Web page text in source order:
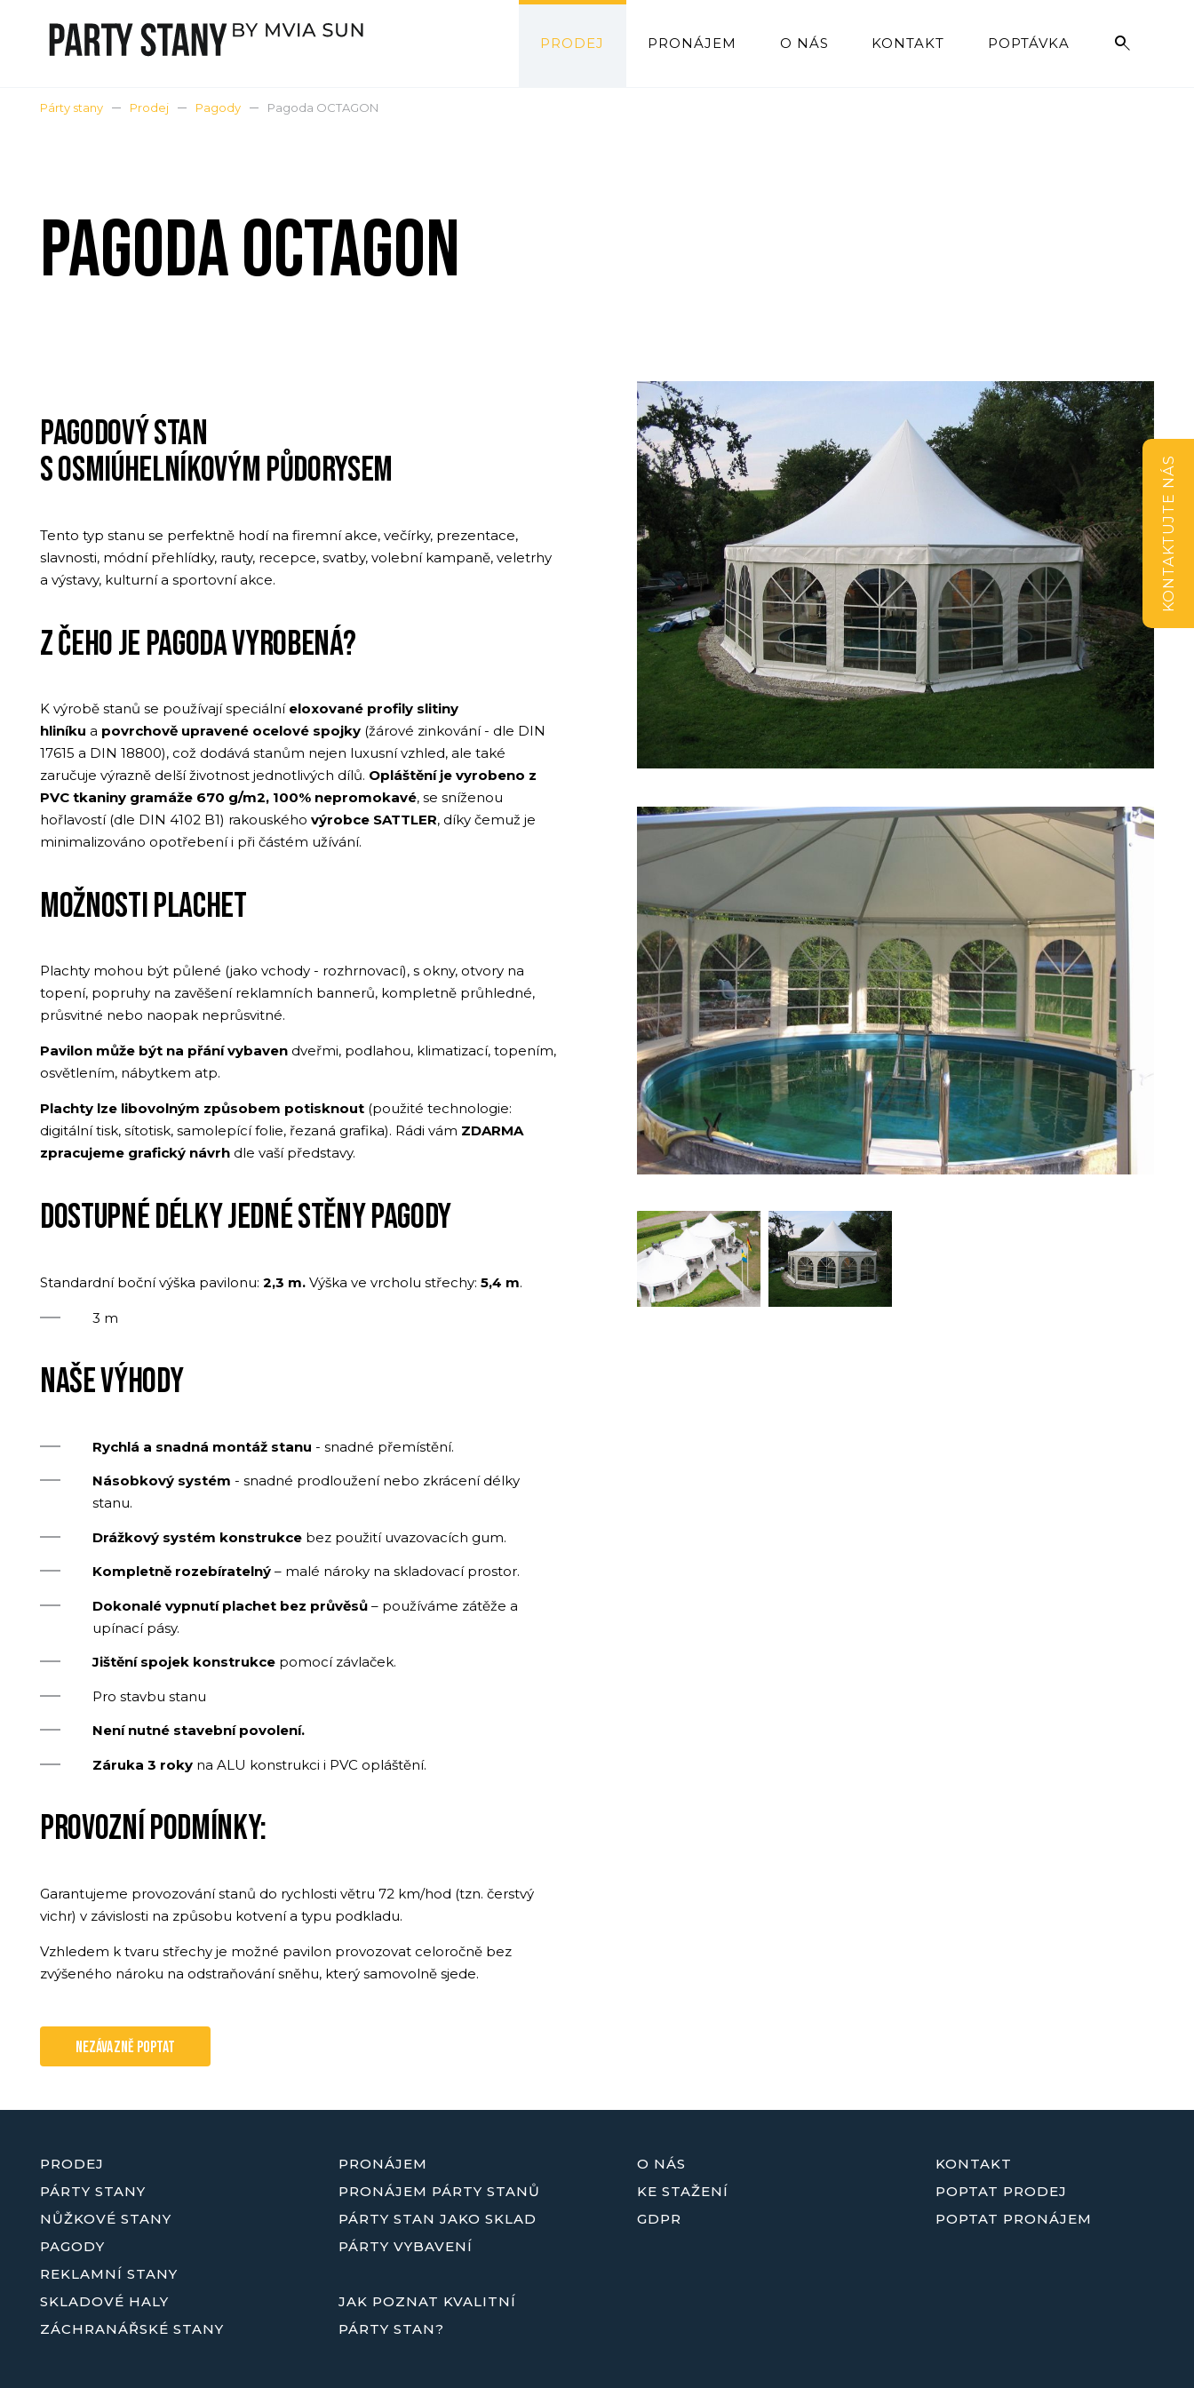
PRODEJ PRONÁJEM O NÁS KONTAKT POPTÁVKA
Párty stany Prodej Pagody Pagoda OCTAGON
PAGODA OCTAGON
PAGODOVÝ STAN
S OSMIÚHELNÍKOVÝM PŮDORYSEM
Tento typ stanu se perfektně hodí na firemní akce, večírky, prezentace,
slavnosti, módní přehlídky, rauty, recepce, svatby, volební kampaně, veletrhy
a výstavy, kulturní a sportovní akce.
Z ČEHO JE PAGODA VYROBENÁ?
K výrobě stanů se používají speciální eloxované profily slitiny
hliníku a povrchově upravené ocelové spojky (žárové zinkování - dle DIN
17615 a DIN 18800), což dodává stanům nejen luxusní vzhled, ale také
zaručuje výrazně delší životnost jednotlivých dílů. Opláštění je vyrobeno z
PVC tkaniny gramáže 670 g/m2, 100% nepromokavé, se sníženou
hořlavostí (dle DIN 4102 B1) rakouského výrobce SATTLER, díky čemuž je
minimalizováno opotřebení i při částém užívání.
MOŽNOSTI PLACHET
Plachty mohou být půlené (jako vchody - rozhrnovací), s okny, otvory na
topení, popruhy na zavěšení reklamních bannerů, kompletně průhledné,
průsvitné nebo naopak neprůsvitné.
Pavilon může být na přání vybaven dveřmi, podlahou, klimatizací, topením,
osvětlením, nábytkem atp.
Plachty lze libovolným způsobem potisknout (použité technologie:
digitální tisk, sítotisk, samolepící folie, řezaná grafika). Rádi vám ZDARMA
zpracujeme grafický návrh dle vaší představy.
DOSTUPNÉ DÉLKY JEDNÉ STĚNY PAGODY
Standardní boční výška pavilonu: 2,3 m. Výška ve vrcholu střechy: 5,4 m.
3 m
NAŠE VÝHODY
Rychlá a snadná montáž stanu - snadné přemístění.
Násobkový systém - snadné prodloužení nebo zkrácení délky
stanu.
Drážkový systém konstrukcebez použití uvazovacích gum.
Kompletně rozebíratelný– malé nároky na skladovací prostor.
Dokonalé vypnutí plachet bez průvěsů– používáme zátěže a
upínací pásy.
Jištění spojek konstrukcepomocí závlaček.
Pro stavbu stanu
Není nutné stavební povolení.
Záruka 3 roky na ALU konstrukci i PVC opláštění.
PROVOZNÍ PODMÍNKY:
Garantujeme provozování stanů do rychlosti větru 72 km/hod (tzn. čerstvý
vichr) v závislosti na způsobu kotvení a typu podkladu.
Vzhledem k tvaru střechy je možné pavilon provozovat celoročně bez
zvýšeného nároku na odstraňování sněhu, který samovolně sjede.
NEZÁVAZNĚ POPTAT
KONTAKTUJTE NÁS
PRODEJ
PÁRTY STANY
NŮŽKOVÉ STANY
PAGODY
REKLAMNÍ STANY
SKLADOVÉ HALY
ZÁCHRANÁŘSKÉ STANY
PRONÁJEM
PRONÁJEM PÁRTY STANŮ
PÁRTY STAN JAKO SKLAD
PÁRTY VYBAVENÍ
JAK POZNAT KVALITNÍ
PÁRTY STAN?
O NÁS
KE STAŽENÍ
GDPR
KONTAKT
POPTAT PRODEJ
POPTAT PRONÁJEM